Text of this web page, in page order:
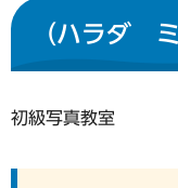
（ハラダ
初級写真教室